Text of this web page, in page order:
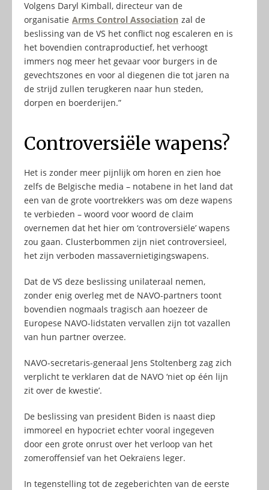
Volgens Daryl Kimball, directeur van de
organisatie Arms Control Association zal de
beslissing van de VS het conflict nog escaleren en is
het bovendien contraproductief, het verhoogt
immers nog meer het gevaar voor burgers in de
gevechtszones en voor al diegenen die tot jaren na
de strijd zullen terugkeren naar hun steden,
dorpen en boerderijen.”
Controversiële wapens?
Het is zonder meer pijnlijk om horen en zien hoe
zelfs de Belgische media – notabene in het land dat
een van de grote voortrekkers was om deze wapens
te verbieden – woord voor woord de claim
overnemen dat het hier om ‘controversiële’ wapens
zou gaan. Clusterbommen zijn niet controversieel,
het zijn verboden massavernietigingswapens.
Dat de VS deze beslissing unilateraal nemen,
zonder enig overleg met de NAVO-partners toont
bovendien nogmaals tragisch aan hoezeer de
Europese NAVO-lidstaten vervallen zijn tot vazallen
van hun partner overzee.
NAVO-secretaris-generaal Jens Stoltenberg zag zich
verplicht te verklaren dat de NAVO ‘niet op één lijn
zit over de kwestie’.
De beslissing van president Biden is naast diep
immoreel en hypocriet echter vooral ingegeven
door een grote onrust over het verloop van het
zomeroffensief van het Oekraïens leger.
In tegenstelling tot de zegeberichten van de eerste